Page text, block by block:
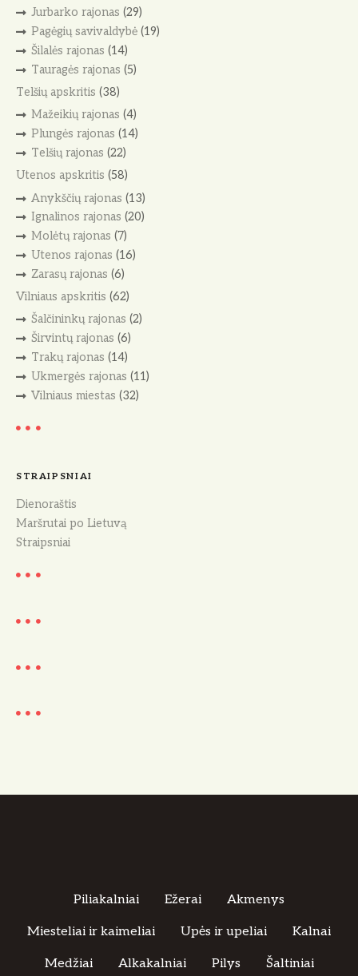
Jurbarko rajonas (29)
Pagėgių savivaldybė(19)
Šilalės rajonas (14)
Tauragės rajonas (5)
Telšių apskritis (38)
Mažeikių rajonas (4)
Plungės rajonas (14)
Telšių rajonas (22)
Utenos apskritis (58)
Anykščių rajonas (13)
Ignalinos rajonas (20)
Molėtų rajonas (7)
Utenos rajonas (16)
Zarasų rajonas (6)
Vilniaus apskritis (62)
Šalčininkų rajonas (2)
Širvintų rajonas (6)
Trakų rajonas (14)
Ukmergės rajonas (11)
Vilniaus miestas (32)
STRAIPSNIAI
Dienoraštis
Maršrutai po Lietuvą
Straipsniai
Piliakalniai Ežerai Akmenys
Miesteliai ir kaimeliai Upės ir upeliai Kalnai
Medžiai Alkakalniai Pilys Šaltiniai